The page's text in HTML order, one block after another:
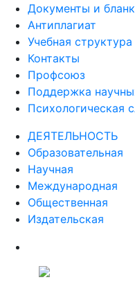
Документы и
Антиплагиат
Учебная структура
Контакты
Профсоюз
Поддержка
Психологическая
ДЕЯТЕЛЬНОСТЬ
Образовательная
Научная
Международная
Общественная
Издательская